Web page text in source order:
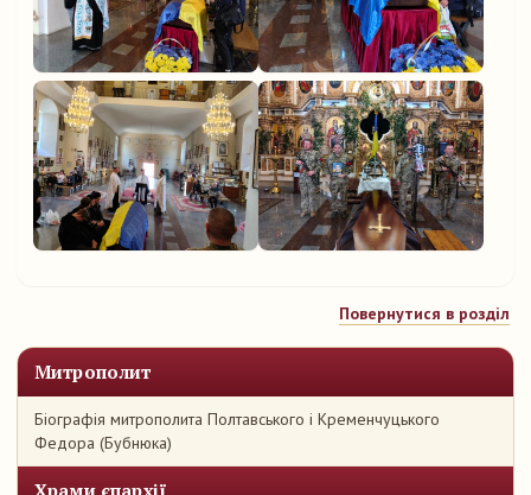
Митрополит
Біографія митрополита Полтавського і Кременчуцького
Федора (Бубнюка)
Храми єпархії
Повернутися в розділ